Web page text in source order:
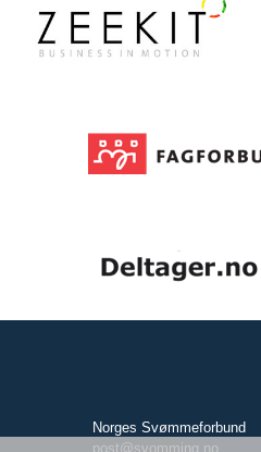
Norges Svømmeforbund
post@svomming.no